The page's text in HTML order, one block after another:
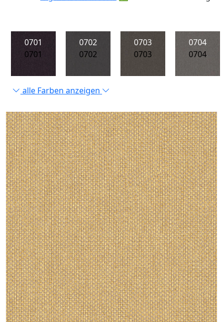
0701
0701
0702
0702
0703
0703
0704
0704
alle Farben anzeigen